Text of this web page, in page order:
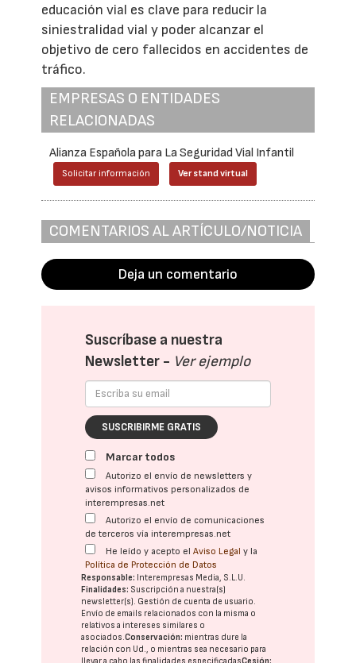
educación vial es clave para reducir la
siniestralidad vial y poder alcanzar el
objetivo de cero fallecidos en accidentes de
tráfico.
EMPRESAS O ENTIDADES
RELACIONADAS
Alianza Española para La Seguridad Vial Infantil
Solicitar información Ver stand virtual
COMENTARIOS AL ARTÍCULO/NOTICIA
Deja un comentario
Suscríbase a nuestra
Newsletter - Ver ejemplo
SUSCRIBIRME GRATIS
Marcar todos
Autorizo el envío de newsletters y
avisos informativos personalizados de
interempresas.net
Autorizo el envío de comunicaciones
de terceros vía interempresas.net
He leído y acepto elAviso Legal y la
Política de Protección de Datos
Responsable: Interempresas Media, S.L.U.
Finalidades: Suscripción a nuestra(s)
newsletter(s). Gestión de cuenta de usuario.
Envío de emails relacionados con la misma o
relativos a intereses similares o
asociados.Conservación: mientras dure la
relación con Ud., o mientras sea necesario para
llevar a cabo las finalidades especificadasCesión: